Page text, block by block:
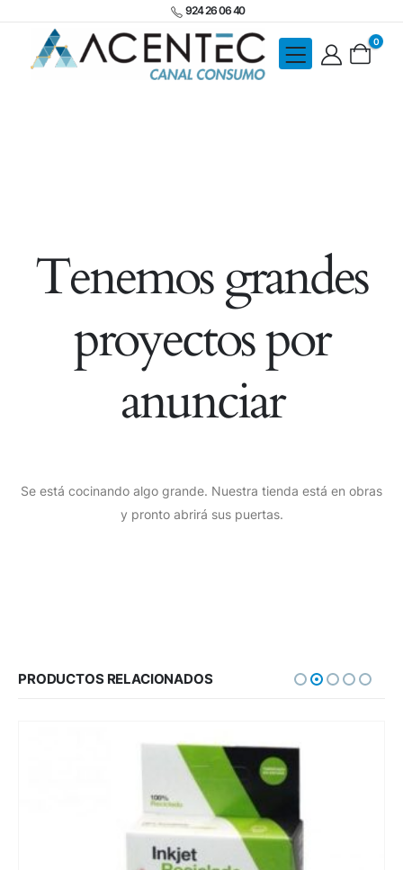
924 26 06 40
0
Tenemos grandes
proyectos por
anunciar
Se está cocinando algo grande. Nuestra tienda está en obras
y pronto abrirá sus puertas.
PRODUCTOS RELACIONADOS